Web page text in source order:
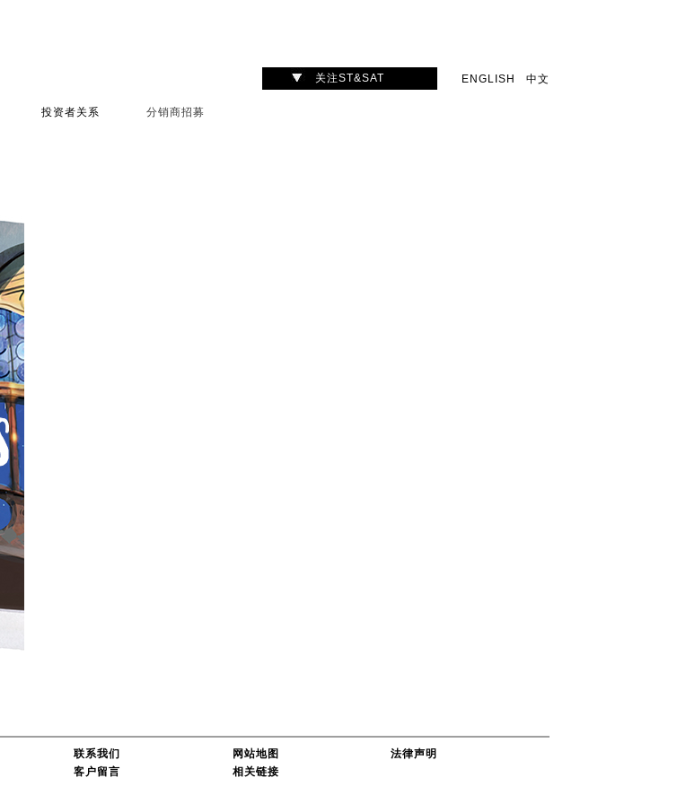
关注ST&SAT ENGLISH 中文
投资者关系 分销商招募
联系我们
客户留言
网站地图
相关链接
法律声明